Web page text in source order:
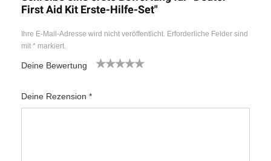
First Aid Kit Erste-Hilfe-Set"
Ihre E-Mail-Adresse wird nicht veröffentlicht. Erforderliche Felder sind
mit * markiert.
Deine Bewertung
Deine Rezension *